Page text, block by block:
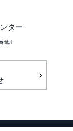
ター
地1